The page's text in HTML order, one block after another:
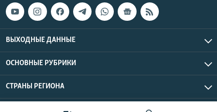
ВЫХОДНЫЕ ДАННЫЕ
ОСНОВНЫЕ РУБРИКИ
СТРАНЫ РЕГИОНА